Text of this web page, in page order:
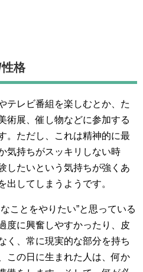
格
テレビ番組を楽しむとか、た
術展、催し物などに参加する
。ただし、これは精神的に最
気持ちがスッキリしない時
したいという気持ちが強くあ
出してしまうようです。
ことをやりたい”と思っている
度に興奮しやすかったり、皮
く、常に現実的な部分を持ち
この日に生まれた人は、何か